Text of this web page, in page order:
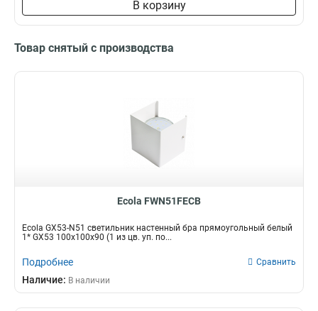
В корзину
Товар снятый с производства
Ecola FWN51FECB
Ecola GX53-N51 светильник настенный бра прямоугольный белый
1* GX53 100х100х90 (1 из цв. уп. по...
Подробнее Сравнить
Наличие: В наличии